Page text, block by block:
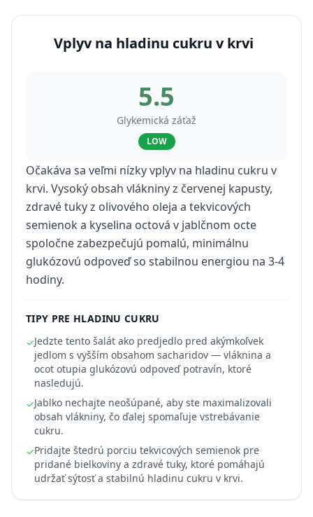
Vplyv na hladinu cukru v krvi
5.5
Glykemická záťaž
LOW
Očakáva sa veľmi nízky vplyv na hladinu cukru v
krvi. Vysoký obsah vlákniny z červenej kapusty,
zdravé tuky z olivového oleja a tekvicových
semienok a kyselina octová v jablčnom octe
spoločne zabezpečujú pomalú, minimálnu
glukózovú odpoveď so stabilnou energiou na 3-4
hodiny.
TIPY PRE HLADINU CUKRU
✓Jedzte tento šalát ako predjedlo pred akýmkoľvek
jedlom s vyšším obsahom sacharidov — vláknina a
ocot otupia glukózovú odpoveď potravín, ktoré
nasledujú.
✓Jablko nechajte neošúpané, aby ste maximalizovali
obsah vlákniny, čo ďalej spomaľuje vstrebávanie
cukru.
✓Pridajte štedrú porciu tekvicových semienok pre
pridané bielkoviny a zdravé tuky, ktoré pomáhajú
udržať sýtosť a stabilnú hladinu cukru v krvi.